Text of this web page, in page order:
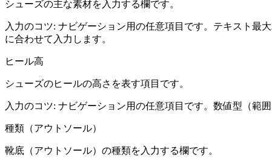
シューズの主な素材を入力する欄です。
入力のコツ: ナビゲーション用の任意項目です。テキスト最
に合わせて入力します。
ヒール高
シューズのヒールの高さを表す項目です。
入力のコツ: ナビゲーション用の任意項目です。数値型（範
種類（アウトソール）
靴底（アウトソール）の種類を入力する欄です。